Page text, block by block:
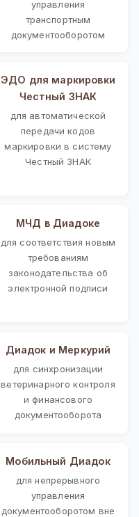
управления
транспортным
документооборотом
ЭДО для маркировки
Честный ЗНАК
для автоматической
передачи кодов
маркировки в систему
Честный ЗНАК
МЧД в Диадоке
для соответствия новым
требованиям
законодательства об
электронной подписи
Диадок и Меркурий
для синхронизации
ветеринарного контроля
и финансового
документооборота
Мобильный Диадок
для непрерывного
управления
документооборотом вне